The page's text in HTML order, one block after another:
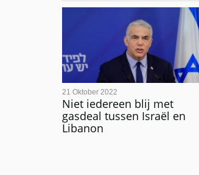
Niet iedereen blij met
gasdeal tussen Israël en
Libanon
21 Oktober 2022